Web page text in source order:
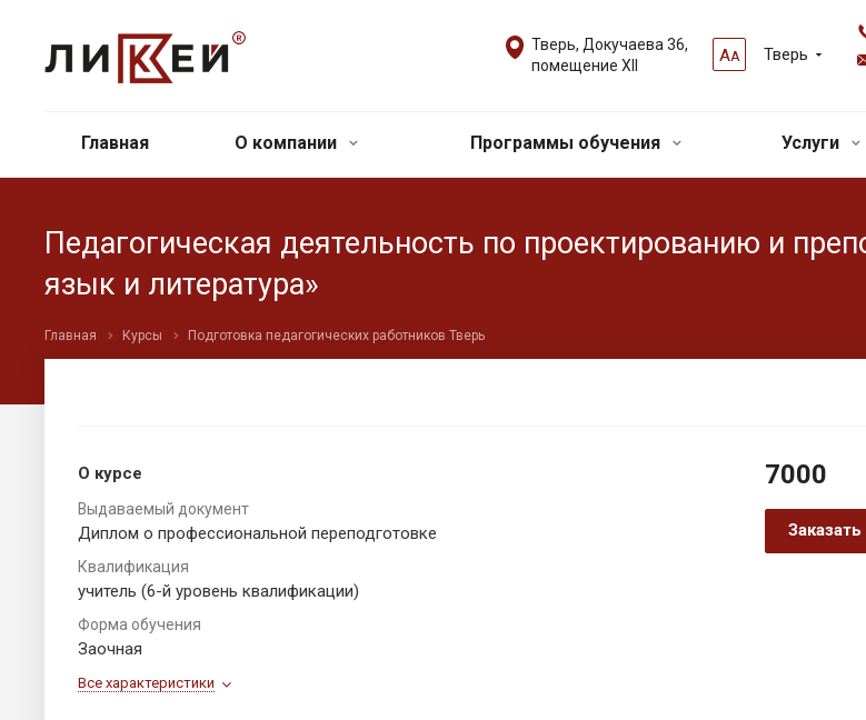
АА Тверь
Тверь, Докучаева 36,
помещение XII
Главная О компании Программы обучения Услуги
Педагогическая деятельность по проектированию и
язык и литература»
Главная Курсы Подготовка педагогических работников Тверь
О курсе
Выдаваемый документ
Диплом о профессиональной переподготовке
Квалификация
учитель (6-й уровень квалификации)
Форма обучения
Заочная
Все характеристики
7000
Заказать